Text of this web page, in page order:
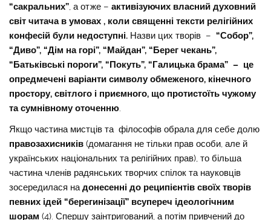
“сакральних”, а отже –активізуючих власний духовний
світ читача в умовах , коли священні тексти релігійних
конфесій були недоступні. Назви цих творів –“Собор”,
“Диво”, “Дім на горі”, “Майдан”, “Берег чекань”,
“Батьківські пороги”, “Покуть”, “Галицька брама” – це
опредмечені варіанти символу обмеженого, кінечного
простору, світлого і приємного, що протистоїть чужому
та сумнівному оточенню.
Якщо частина мистців та філософів обрала для себе долю
правозахисників(домагання не тільки прав особи, але й
українських національних та релігійних прав), то більша
частина членів радянських творчих спілок та науковців
зосередилася надонесенні до реципієнтів своїх творів
певних ідей “берегинізації” всупереч ідеологічним
шорам(4). Спершу заінтригований, а потім привчений до